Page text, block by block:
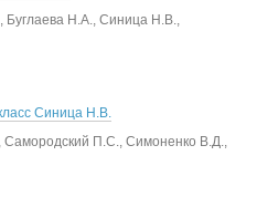
Буглаева Н.А., Синица Н.В.,
Синица Н.В.
П.С., Симоненко В.Д.,